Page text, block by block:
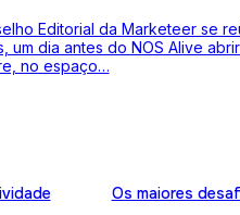
Editorial da Marketeer se
um dia antes do NOS Alive
no espaço…
Os maiores